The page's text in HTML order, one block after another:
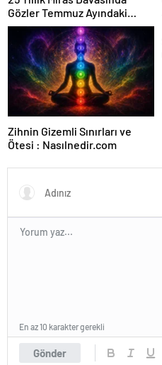
Gözler Temmuz Ayındaki
Karar Duruşmasına Çevrildi
Zihnin Gizemli Sınırları ve
Ötesi : Nasılnedir.com
Gönder
En az 10 karakter gerekli